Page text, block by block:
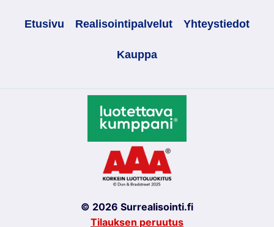
Etusivu Realisointipalvelut Yhteystiedot
Kauppa
© 2026 Surrealisointi.fi
Tilauksen peruutus